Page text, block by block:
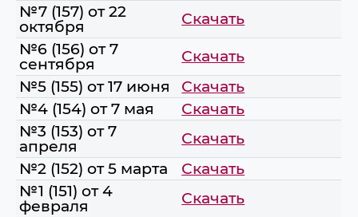
№7 (157) от 22
октября
Скачать
№6 (156) от 7
сентября
Скачать
№5 (155) от 17 июня
Скачать
№4 (154) от 7 мая
Скачать
№3 (153) от 7
апреля
Скачать
№2 (152) от 5 марта
Скачать
№1 (151) от 4
февраля Скачать